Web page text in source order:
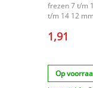
frezen 7 t/m
t/m 14 12
1,91
Op